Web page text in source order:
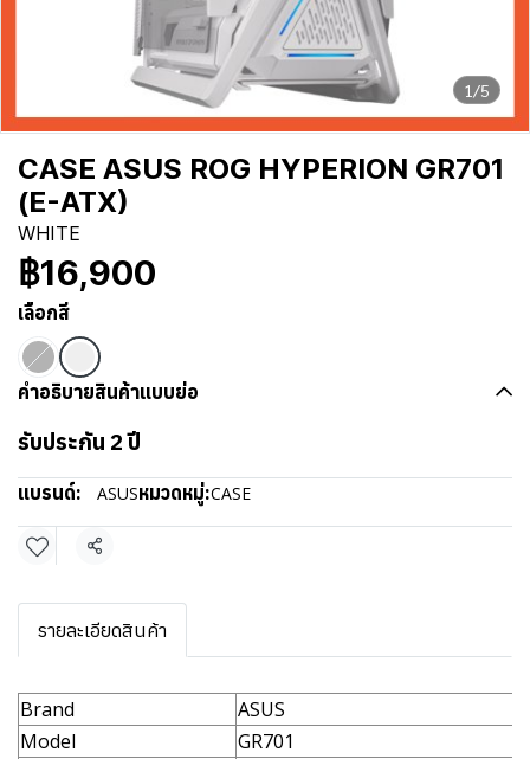
1/5
CASE ASUS ROG HYPERION GR701
(E-ATX)
WHITE
฿16,900
เลือกสี
คำอธิบายสินค้าแบบย่อ
รับประกัน 2 ปี
แบรนด์: ASUSหมวดหมู่:CASE
แชร์
รายละเอียดสินค้า
Brand
ASUS
Model
GR701